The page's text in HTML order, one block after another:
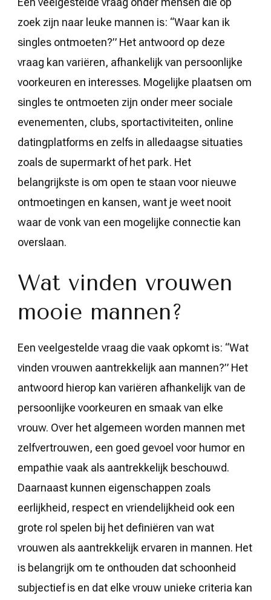
zoek zijn naar leuke mannen is: “Waar kan ik
singles ontmoeten?” Het antwoord op deze
vraag kan variëren, afhankelijk van persoonlijke
voorkeuren en interesses. Mogelijke plaatsen om
singles te ontmoeten zijn onder meer sociale
evenementen, clubs, sportactiviteiten, online
datingplatforms en zelfs in alledaagse situaties
zoals de supermarkt of het park. Het
belangrijkste is om open te staan voor nieuwe
ontmoetingen en kansen, want je weet nooit
waar de vonk van een mogelijke connectie kan
overslaan.
Wat vinden vrouwen
mooie mannen?
Een veelgestelde vraag die vaak opkomt is: “Wat
vinden vrouwen aantrekkelijk aan mannen?” Het
antwoord hierop kan variëren afhankelijk van de
persoonlijke voorkeuren en smaak van elke
vrouw. Over het algemeen worden mannen met
zelfvertrouwen, een goed gevoel voor humor en
empathie vaak als aantrekkelijk beschouwd.
Daarnaast kunnen eigenschappen zoals
eerlijkheid, respect en vriendelijkheid ook een
grote rol spelen bij het definiëren van wat
vrouwen als aantrekkelijk ervaren in mannen. Het
is belangrijk om te onthouden dat schoonheid
subjectief is en dat elke vrouw unieke criteria kan